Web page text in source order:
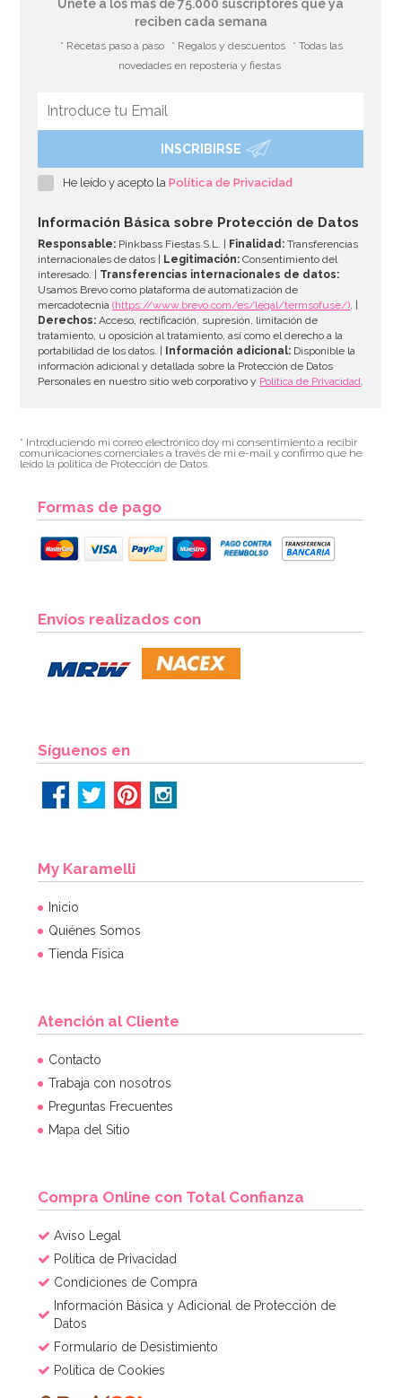
Set de 4 Moldes de silicona Huevo
AÑADIR
6,95€ 6,95€
Molde Great Impressions Shoes 2
AÑADIR
Únete a los más de 75.000 suscriptores que ya
reciben cada semana
* Recetas paso a paso * Regalos y descuentos
* Todas las
novedades en repostería y fiestas
INSCRIBIRSE
He leído y acepto laPolítica de Privacidad
Información Básica sobre Protección de Datos
Responsable: Pinkbass Fiestas S.L. | Finalidad: Transferencias
internacionales de datos |
Legitimación: Consentimiento del
interesado. | Transferencias internacionales de datos:
Usamos Brevo como plataforma de automatización de
mercadotecnia(https://www.brevo.com/es/legal/termsofuse/). |
Derechos: Acceso, rectificación, supresión, limitación de
tratamiento, u oposición al tratamiento, así como el derecho a la
portabilidad de los datos. |
Información adicional: Disponible la
información adicional y detallada sobre la Protección de Datos
Personales en nuestro sitio web corporativo y Política de Privacidad.
* Introduciendo mi correo electrónico doy mi consentimiento a recibir
comunicaciones comerciales a través de mi e-mail y confirmo que he
leído la política de Protección de Datos.
Formas de pago
Envíos realizados con
Síguenos en
My Karamelli
Inicio
Quiénes Somos
Tienda Física
Atención al Cliente
Contacto
Trabaja con nosotros
Preguntas Frecuentes
Mapa del Sitio
Compra Online con Total Confianza
Aviso Legal
Política de Privacidad
Condiciones de Compra
Información Básica y Adicional de Protección de
Datos
Formulario de Desistimiento
Política de Cookies